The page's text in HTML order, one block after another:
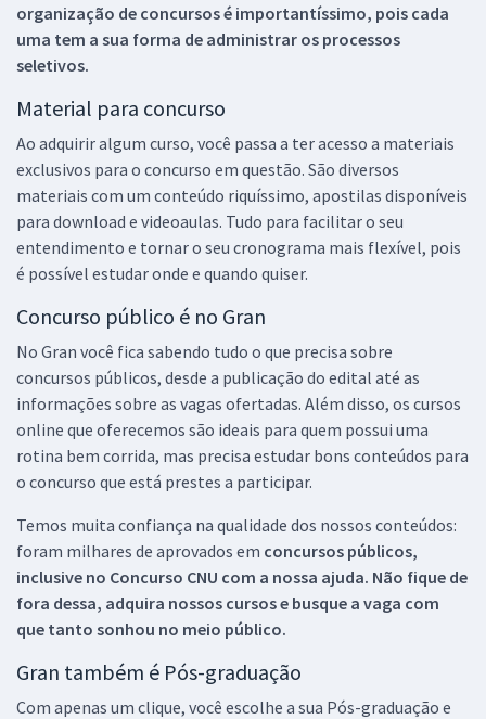
organização de concursos é importantíssimo, pois cada
uma tem a sua forma de administrar os processos
seletivos.
Material para concurso
Ao adquirir algum curso, você passa a ter acesso a materiais
exclusivos para o concurso em questão. São diversos
materiais com um conteúdo riquíssimo, apostilas disponíveis
para download e videoaulas. Tudo para facilitar o seu
entendimento e tornar o seu cronograma mais flexível, pois
é possível estudar onde e quando quiser.
Concurso público é no Gran
No Gran você fica sabendo tudo o que precisa sobre
concursos públicos, desde a publicação do edital até as
informações sobre as vagas ofertadas. Além disso, os cursos
online que oferecemos são ideais para quem possui uma
rotina bem corrida, mas precisa estudar bons conteúdos para
o concurso que está prestes a participar.
Temos muita confiança na qualidade dos nossos conteúdos:
foram milhares de aprovados em concursos públicos,
inclusive no Concurso CNU com a nossa ajuda. Não fique de
fora dessa, adquira nossos cursos e busque a vaga com
que tanto sonhou no meio público.
Gran também é Pós-graduação
Com apenas um clique, você escolhe a sua Pós-graduação e